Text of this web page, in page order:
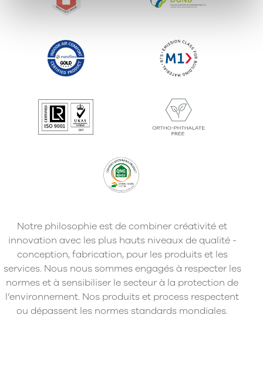
Notre philosophie est de combiner créativité et
innovation avec les plus hauts niveaux de qualité -
conception, fabrication, pour les produits et les
services. Nous nous sommes engagés à respecter les
normes et à sensibiliser le secteur à la protection de
l’environnement. Nos produits et process respectent
ou dépassent les normes standards mondiales.